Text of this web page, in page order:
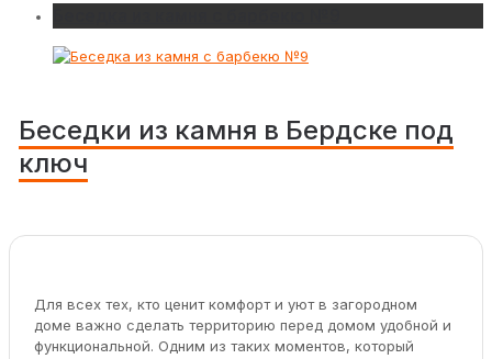
Беседки из камня в Бердске под
ключ
Для всех тех, кто ценит комфорт и уют в загородном
доме важно сделать территорию перед домом удобной и
функциональной. Одним из таких моментов, который